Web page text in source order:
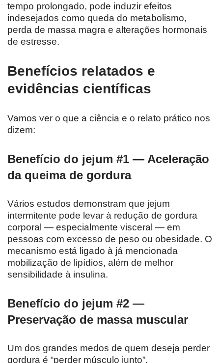
tempo prolongado, pode induzir efeitos
indesejados como queda do metabolismo,
perda de massa magra e alterações hormonais
de estresse.
Benefícios relatados e
evidências científicas
Vamos ver o que a ciência e o relato prático nos
dizem:
Benefício do jejum #1 — Aceleração
da queima de gordura
Vários estudos demonstram que jejum
intermitente pode levar à redução de gordura
corporal — especialmente visceral — em
pessoas com excesso de peso ou obesidade. O
mecanismo está ligado à já mencionada
mobilização de lipídios, além de melhor
sensibilidade à insulina.
Benefício do jejum #2 —
Preservação de massa muscular
Um dos grandes medos de quem deseja perder
gordura é “perder músculo junto”.